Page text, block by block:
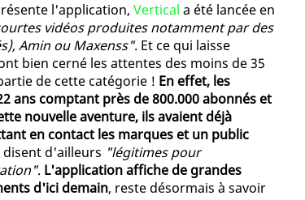
l'application, Vertical a été lancée en
vidéos produites notamment par des
Amin ou Maxenss". Et ce qui laisse
bien cerné les attentes des moins de 35
de cette catégorie ! En effet, les
ans comptant près de 800.000 abonnés et
nouvelle aventure, ils avaient déjà
en contact les marques et un public
disent d'ailleurs "légitimes pour
. L'application affiche de grandes
d'ici demain, reste désormais à savoir